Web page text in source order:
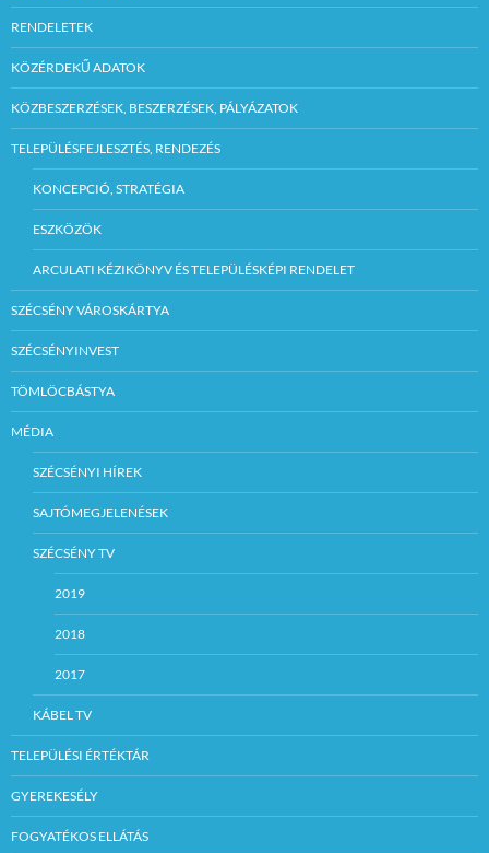
RENDELETEK
KÖZÉRDEKŰ ADATOK
KÖZBESZERZÉSEK, BESZERZÉSEK, PÁLYÁZATOK
TELEPÜLÉSFEJLESZTÉS, RENDEZÉS
KONCEPCIÓ, STRATÉGIA
ESZKÖZÖK
ARCULATI KÉZIKÖNYV ÉS TELEPÜLÉSKÉPI RENDELET
SZÉCSÉNY VÁROSKÁRTYA
SZÉCSÉNYINVEST
TÖMLÖCBÁSTYA
MÉDIA
SZÉCSÉNYI HÍREK
SAJTÓMEGJELENÉSEK
SZÉCSÉNY TV
2019
2018
2017
KÁBEL TV
TELEPÜLÉSI ÉRTÉKTÁR
GYEREKESÉLY
FOGYATÉKOS ELLÁTÁS